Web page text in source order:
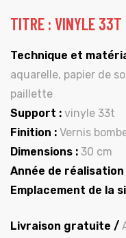
TITRE : VINYLE 33T
Technique et
aquarelle, papier de
paillette
Support : vinyle 33t
Finition : Vernis
Dimensions : 30 cm
Année de réalisation
Emplacement de la
Livraison gratuite /